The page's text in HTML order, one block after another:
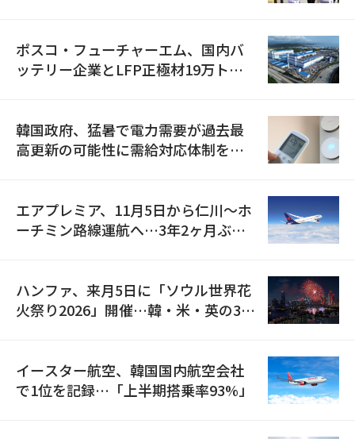
ポスコ・フューチャーエム、国内バ
ッテリー企業とLFP正極材19万トン
韓国政府、猛暑で電力需要が過去最
高更新の可能性に需給対応体制を点
エアプレミア、11月5日から仁川〜ホ
ーチミン路線運航へ…3年2ヶ月ぶり
ハンファ、来月5日に「ソウル世界花
火祭り2026」開催…韓・米・英の3カ
イースター航空、韓国国内航空会社
で1位を記録…「上半期搭乗率93%」